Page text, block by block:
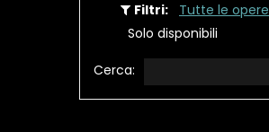
Filtri:
Tutte le opere
Solo disponibili
Cerca: